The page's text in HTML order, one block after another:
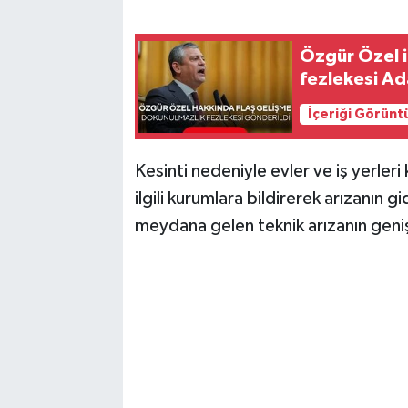
Özgür Özel
fezlekesi
İçeriği
Kesinti nedeniyle evler ve iş
ilgili kurumlara bildirerek arızanın
meydana gelen teknik arızanın